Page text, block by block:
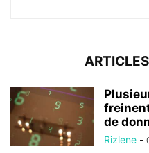
de
Rizlene -